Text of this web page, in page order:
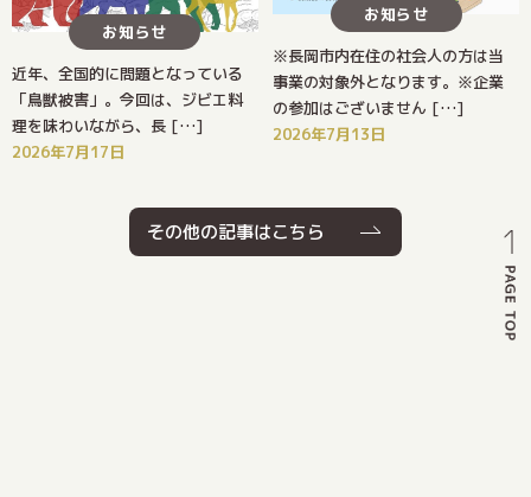
お知らせ
近年、全国的に問題となっている
「鳥獣被害」。今回は、ジビエ料
理を味わいながら、長 […]
2026年7月17日
お知らせ
※長岡市内在住の社会人の方は当
事業の対象外となります。※企業
の参加はございません […]
2026年7月13日
その他の記事はこちら